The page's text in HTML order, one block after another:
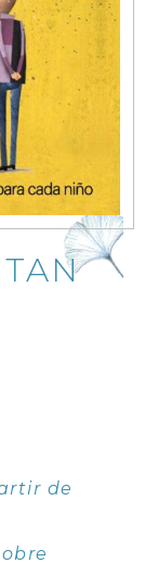
de